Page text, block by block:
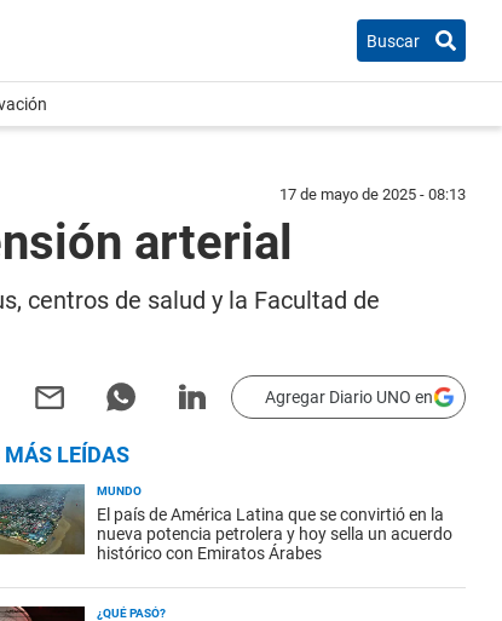
Buscar
17 de mayo de 2025 - 08:13
arterial
centros de salud y la Facultad de
Agregar Diario UNO en
MÁS LEÍDAS
MUNDO
El país de América Latina que se convirtió en la
nueva potencia petrolera y hoy sella un acuerdo
histórico con Emiratos Árabes
¿QUÉ PASÓ?